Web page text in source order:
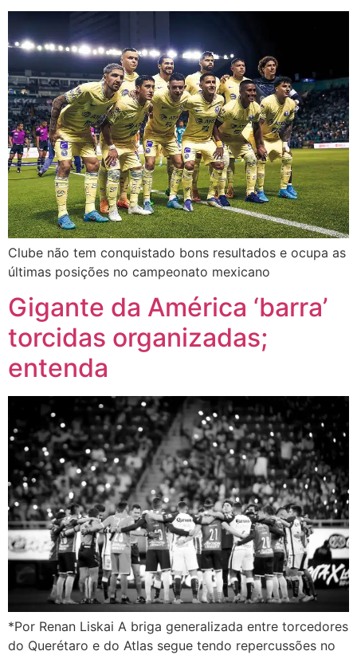
Clube não tem conquistado bons resultados e ocupa as
últimas posições no campeonato mexicano
Gigante da América ‘barra’
torcidas organizadas;
entenda
*Por Renan Liskai A briga generalizada entre torcedores
do Querétaro e do Atlas segue tendo repercussões no